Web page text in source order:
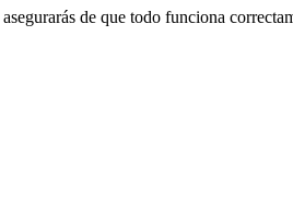
de que todo funciona